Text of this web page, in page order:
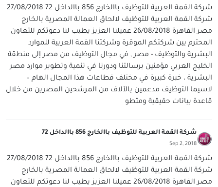
شركة القمة العربية للتوظيف باالخارج 856 باالداخل 72 27/08/2018
شركة القمة العربية للتوظيف لالحاق العمالة المصرية بالخارج
مصر القاهرة 26/08/2018 عميلنا العزيز يطيب لنا دعوتكم للتعاون
المحترم بين شركتكم الموقرة وشركتنا القمة العربية للموارد
البشرية والتوظيف - مصر , في مجال التوظيف من مصر إلى منطقة
الخليج العربي مؤمنين برسالتنا ودورنا في تنمية وتطوير موارد مصر
البشرية ، خبرة كبيرة في مختلف قطاعات هذا المجال الهام –
لاسيما التوظيف مدعمين بالآلاف من المرشحين المصرين من خلال
قاعدة بيانات حقيقية ومتطو
شركة القمة العربية للتوظيف باالخارج 856 باالداخل 72
Sep 2, 2018
شركة القمة العربية للتوظيف باالخارج 856 باالداخل 72 27/08/2018
شركة القمة العربية للتوظيف لالحاق العمالة المصرية بالخارج
مصر القاهرة 26/08/2018 عميلنا العزيز يطيب لنا دعوتكم للتعاون